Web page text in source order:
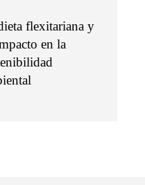
flexitariana y
en la